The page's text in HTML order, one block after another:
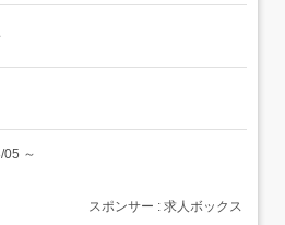
ってご来店されるお客様への対応なの
る驚異の待遇 今月までのご入社限定
05 ～
スポンサー : 求人ボックス